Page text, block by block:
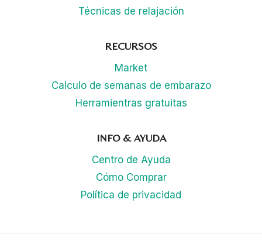
Técnicas de relajación
RECURSOS
Market
Calculo de semanas de embarazo
Herramientras gratuitas
INFO & AYUDA
Centro de Ayuda
Cómo Comprar
Política de privacidad